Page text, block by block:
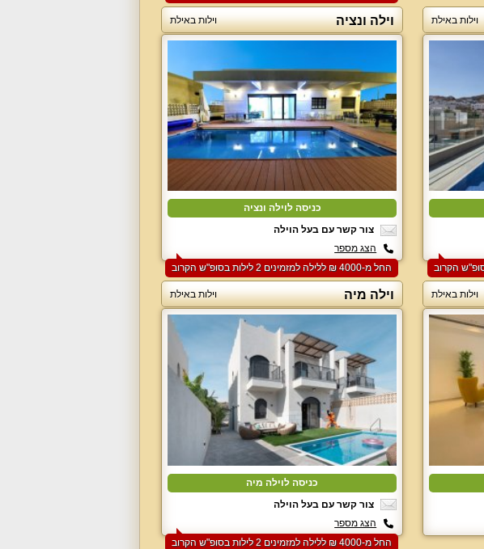
וילות באילת וילה ונציה וילות באילת
כניסה לוילה ונציה
צור קשר עם בעל הוילה
הצג מספר
החל מ-‏4000 ₪ ללילה למזמינים 2 לילות בסופ"ש הקרוב
וילות באילת וילה מיה וילות באילת
כניסה לוילה מיה
צור קשר עם בעל הוילה
הצג מספר
החל מ-‏4000 ₪ ללילה למזמינים 2 לילות בסופ"ש הקרוב